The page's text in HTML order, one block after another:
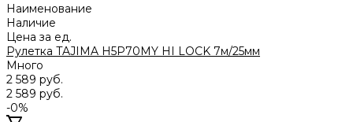
Наименование
Наличие
Цена за ед.
Рулетка TAJIMA H5P70MY HI LOCK 7м/25мм
Много
2 589 руб.
2 589 руб.
-0%